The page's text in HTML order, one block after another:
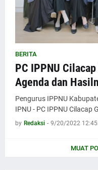
BERITA
PC IPPNU
Agenda dan
Pengurus IPPNU
IPNU - PC IPPNU Cilacap
by Redaksi - 9/20/2022
MUAT